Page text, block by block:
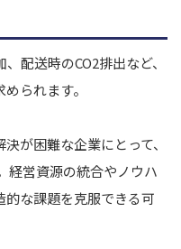
配送時のCO2排出など、
られます。
が困難な企業にとって、
経営資源の統合やノウハ
的な課題を克服できる可